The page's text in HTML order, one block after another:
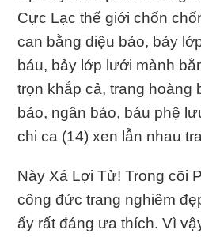
Cực Lạc thế giới chốn
can bằng diệu bảo, bảy
báu, bảy lớp lưới mành
trọn khắp cả, trang hoàng
bảo, ngân bảo, báu phệ
chi ca (14) xen lẫn nhau
Này Xá Lợi Tử! Trong cõi
công đức trang nghiêm
ấy rất đáng ưa thích. Vì